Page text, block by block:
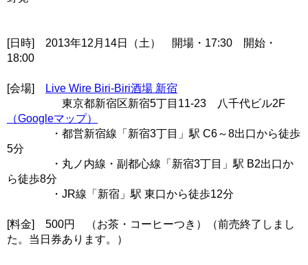
[日時] 2013年12月14日（土） 開場・17:30 開始・
18:00
[会場]
Live Wire Biri-Biri酒場 新宿
東京都新宿区新宿5丁目11-23 八千代ビル2F
（Googleマップ）
・都営新宿線「新宿3丁目」駅 C6～8出口から徒歩
5分
・丸ノ内線・副都心線「新宿3丁目」駅 B2出口か
ら徒歩8分
・JR線「新宿」駅 東口から徒歩12分
[料金] 500円 （お茶・コーヒーつき）
（前売終了しまし
た。当日券あります。）